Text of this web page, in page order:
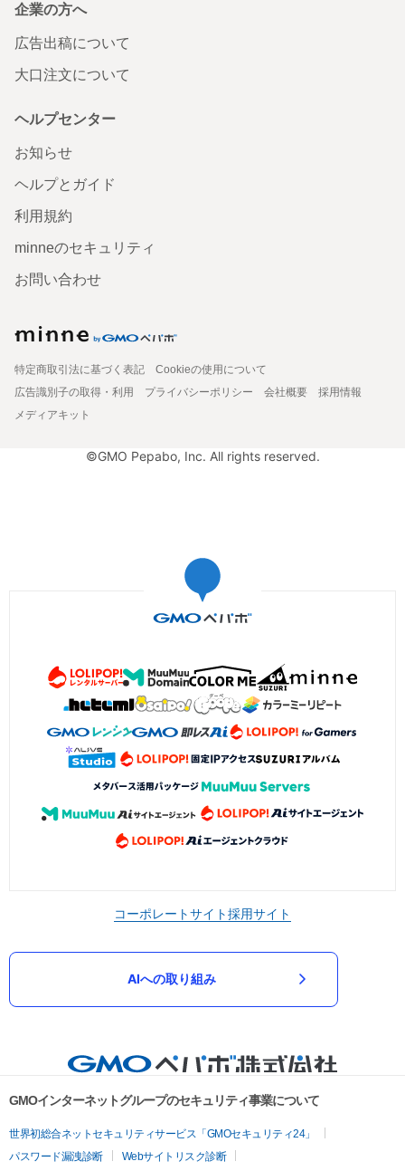
企業の方へ
広告出稿について
大口注文について
ヘルプセンター
お知らせ
ヘルプとガイド
利用規約
minneのセキュリティ
お問い合わせ
特定商取引法に基づく表記
Cookieの使用について
広告識別子の取得・利用
プライバシーポリシー 会社概要
採用情報
メディアキット
©GMO Pepabo, Inc. All rights reserved.
コーポレートサイト採用サイト
AIへの取り組み
GMOインターネットグループのセキュリティ事業について
世界初総合ネットセキュリティサービス「GMOセキュリティ24」
パスワード漏洩診断
Webサイトリスク診断